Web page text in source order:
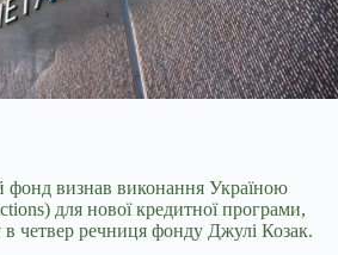
визнав виконання Україною
для нової кредитної програми,
в четвер речниця фонду Джулі Козак.